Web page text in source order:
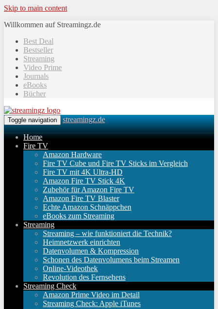
Skip to main content
Willkommen auf Streamingz.de
Best Deal
Bestseller
Streaming
Video Prime
Journals
eBooks
Bücher
Toggle navigation streamingz.de
Home
Fire TV
Amazon Hardware
Fire TV Cube und Fire TV Sticks im Vergleich
Fire TV mit 4K Ultra-HD
Amazon Fire TV Stick 4K
Zubehör für Amazon Fire TV
Amazon Fire TV Blaster
Echte Amazon Schnäppchen
eBooks zum Streaming
Streaming
Streaming – wie funktioniert die Technik?
Heimnetzwerk einrichten
Datenvolumen & Kompression
Schonen des Datenvolumens beim Streamen
Online-Videothek
Revolution des Fernsehens
Streaming Check
Amazon Prime Video im Detail
Streaming Check: Apple iTunes